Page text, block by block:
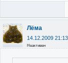
Лёма
14.12.2009 21:13
Неактивен